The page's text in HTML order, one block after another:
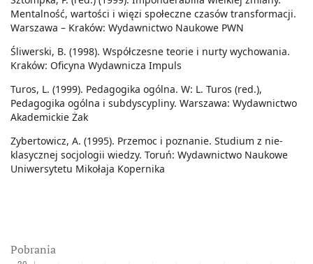
Pobrania
Mentalność, wartości i więzi społeczne czasów transformacji.
Warszawa – Kraków: Wydawnictwo Naukowe PWN
Śliwerski, B. (1998). Współczesne teorie i nurty wychowania.
Kraków: Oficyna Wydawnicza Impuls
Turos, L. (1999). Pedagogika ogólna. W: L. Turos (red.),
Pedagogika ogólna i subdyscypliny. Warszawa: Wydawnictwo
Akademickie Żak
Zybertowicz, A. (1995). Przemoc i poznanie. Studium z nie-
klasycznej socjologii wiedzy. Toruń: Wydawnictwo Naukowe
Uniwersytetu Mikołaja Kopernika